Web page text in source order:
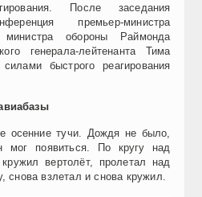
После заседания
премьер-министра
обороны Раймонда
генерала-лейтенанта Тима
быстрого реагирования
осенние тучи. Дождя не было,
появиться. По кругу над
вертолёт, пролетал над
снова взлетал и снова кружил.